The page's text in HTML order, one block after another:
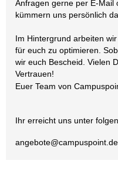
Anfragen gerne per E-Mail
kümmern uns persönlich
Im Hintergrund arbeiten
für euch zu optimieren.
wir euch Bescheid. Vielen
Vertrauen!
Euer Team von
Ihr erreicht uns unter
angebote@campuspoint.de